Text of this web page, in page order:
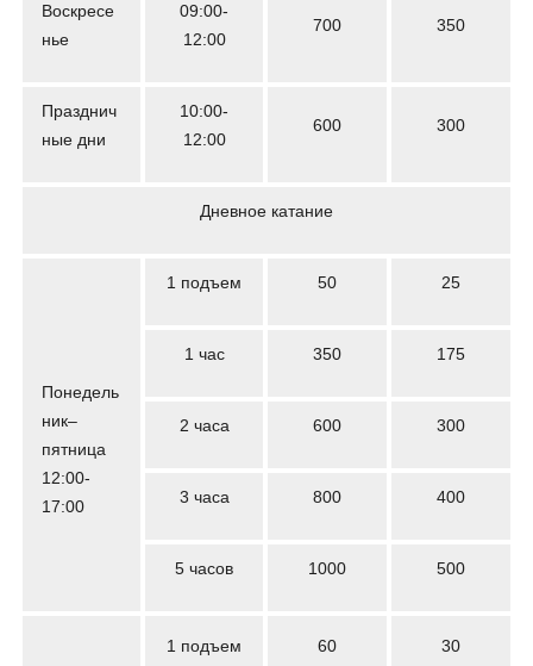
Воскресе
нье
09:00-
12:00
700 350
Празднич
ные дни
10:00-
12:00
600 300
Дневное катание
Понедель
ник–
пятница
12:00-
17:00
1 подъем 50 25
1 час 350 175
2 часа 600 300
3 часа 800 400
5 часов 1000 500
1 подъем 60 30